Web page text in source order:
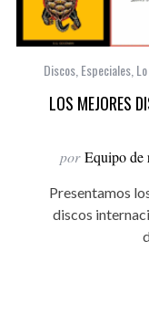
Discos Especiales
LOS MEJORES
por Equipo de
Presentamos
discos